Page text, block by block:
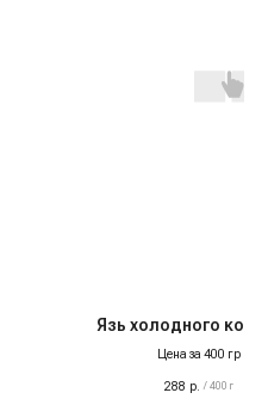
Язь холодного
Цена за 400 гр
288 р. / 400 г